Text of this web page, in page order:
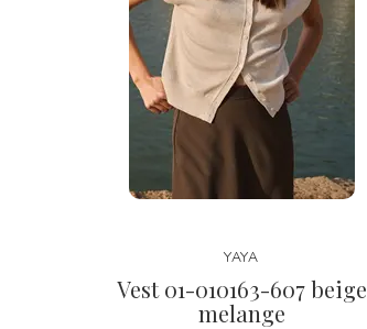
YAYA
Vest 01-010163-607 beige
melange